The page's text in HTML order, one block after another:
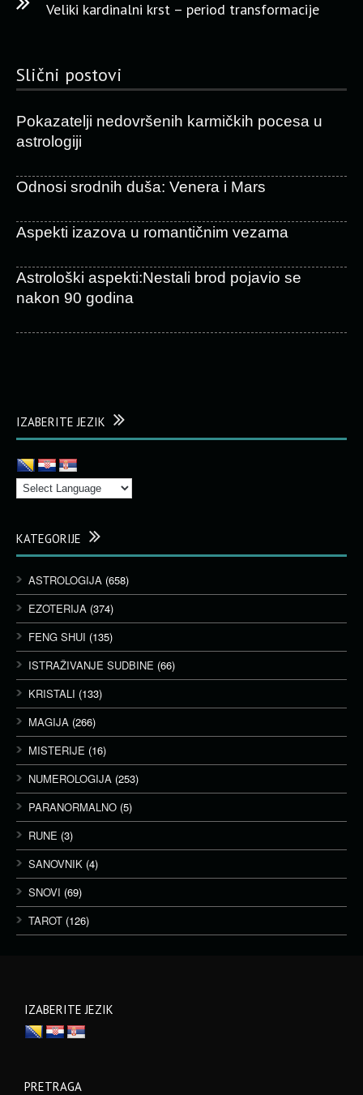
Veliki kardinalni krst – period transformacije
Slični postovi
Pokazatelji nedovršenih karmičkih pocesa u
astrologiji
Odnosi srodnih duša: Venera i Mars
Aspekti izazova u romantičnim vezama
Astrološki aspekti:Nestali brod pojavio se
nakon 90 godina
IZABERITE JEZIK
KATEGORIJE
ASTROLOGIJA (658)
EZOTERIJA (374)
FENG SHUI (135)
ISTRAŽIVANJE SUDBINE (66)
KRISTALI (133)
MAGIJA (266)
MISTERIJE (16)
NUMEROLOGIJA (253)
PARANORMALNO (5)
RUNE (3)
SANOVNIK (4)
SNOVI (69)
TAROT (126)
IZABERITE JEZIK
PRETRAGA